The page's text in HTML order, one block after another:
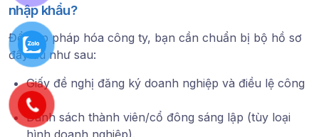
nhập khẩu?
Để hợp pháp hóa công ty, bạn cần chuẩn bị bộ hồ sơ
đầy đủ như sau:
Giấy đề nghị đăng ký doanh nghiệp và điều lệ công
ty
Danh sách thành viên/cổ đông sáng lập (tùy loại
hình doanh nghiệp).